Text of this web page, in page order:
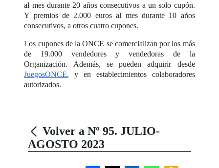
al mes durante 20 años consecutivos a un solo cupón.
Y premios de 2.000 euros al mes durante 10 años
consecutivos, a otros cuatro cupones.
Los cupones de la ONCE se comercializan por los más
de 19.000 vendedores y vendedoras de la
Organización. Además, se pueden adquirir desde
JuegosONCE, y en establecimientos colaboradores
autorizados.
Volver a Nº 95. JULIO-
AGOSTO 2023